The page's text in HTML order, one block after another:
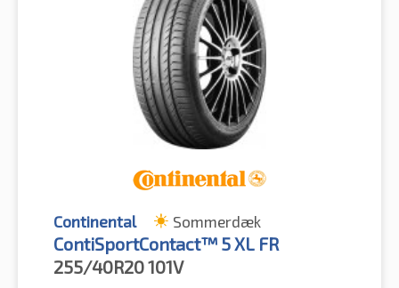
Continental Sommerdæk
ContiSportContact™ 5 XL FR
255/40R20101V